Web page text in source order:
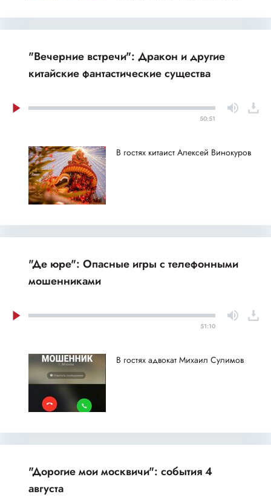
"Вечерние встречи": Дракон и другие
китайские фантастические существа
50:51
В гостях китаист Алексей Винокуров
"Де юре": Опасные игры с телефонными
мошенниками
51:10
В гостях адвокат Михаил Сулимов
"Дорогие мои москвичи": события 4
августа